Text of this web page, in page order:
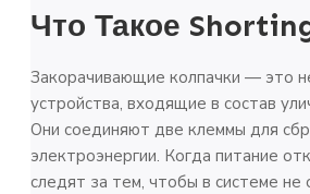
Что Такое
Закорачивающие колпачки — это
устройства, входящие в состав
Они соединяют две клеммы для
электроэнергии. Когда питание
следят за тем, чтобы в системе не